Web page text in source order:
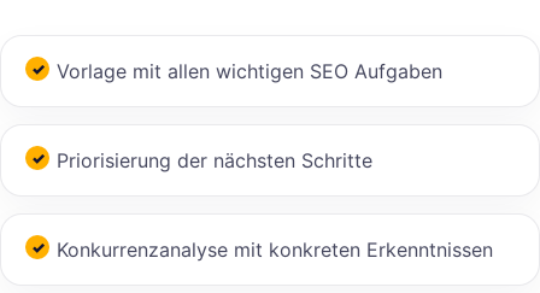
Vorlage mit allen wichtigen SEO Aufgaben
Priorisierung der nächsten Schritte
Konkurrenzanalyse mit konkreten Erkenntnissen